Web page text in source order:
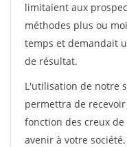
limitaient aux
méthodes plus ou
temps et demandait
de résultat.
L'utilisation de notre
permettra de
fonction des creux
avenir à votre société.